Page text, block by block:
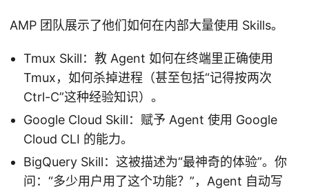
AMP 团队展示了他们如何在内部大量使用 Skills。
Tmux Skill：教 Agent 如何在终端里正确使用
Tmux，如何杀掉进程（甚至包括“记得按两次
Ctrl-C”这种经验知识）。
Google Cloud Skill：赋予 Agent 使用 Google
Cloud CLI 的能力。
BigQuery Skill：这被描述为“最神奇的体验”。你
问：“多少用户用了这个功能？”，Agent 自动写